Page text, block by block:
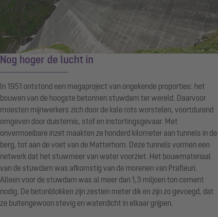
Nog hoger de lucht in
In 1951 ontstond een megaproject van ongekende proporties: het
bouwen van de hoogste betonnen stuwdam ter wereld. Daarvoor
moesten mijnwerkers zich door de kale rots worstelen, voortdurend
omgeven door duisternis, stof en instortingsgevaar. Met
onvermoeibare inzet maakten ze honderd kilometer aan tunnels in de
berg, tot aan de voet van de Matterhorn. Deze tunnels vormen een
netwerk dat het stuwmeer van water voorziet. Het bouwmateriaal
van de stuwdam was afkomstig van de morenen van Prafleuri.
Alleen voor de stuwdam was al meer dan 1,3 miljoen ton cement
nodig. De betonblokken zijn zestien meter dik en zijn zo gevoegd, dat
ze buitengewoon stevig en waterdicht in elkaar grijpen.